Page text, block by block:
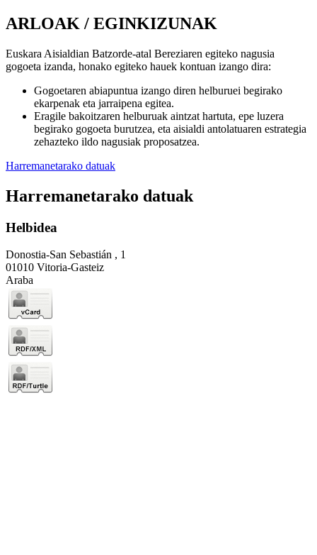
ARLOAK / EGINKIZUNAK
Euskara Aisialdian Batzorde-atal Bereziaren egiteko nagusia
gogoeta izanda, honako egiteko hauek kontuan izango dira:
Gogoetaren abiapuntua izango diren helburuei begirako
ekarpenak eta jarraipena egitea.
Eragile bakoitzaren helburuak aintzat hartuta, epe luzera
begirako gogoeta burutzea, eta aisialdi antolatuaren estrategia
zehazteko ildo nagusiak proposatzea.
Harremanetarako datuak
Harremanetarako datuak
Helbidea
Donostia-San Sebastián , 1
01010 Vitoria-Gasteiz
Araba